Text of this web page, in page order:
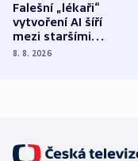
Falešní „lékaři“
vytvoření AI šíří
mezi staršími
Poláky nebezpečné
8. 8. 2026